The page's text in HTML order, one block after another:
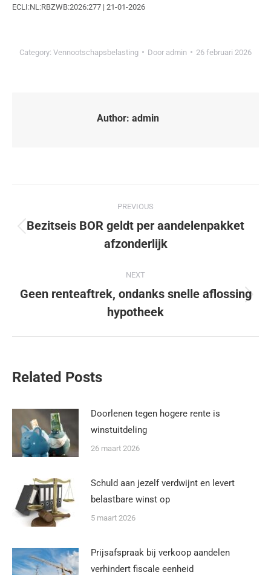
ECLI:NL:RBZWB:2026:277 | 21-01-2026
Category: Vennootschapsbelasting Door admin 26 februari 2026
Author: admin
PREVIOUS
Bezitseis BOR geldt per aandelenpakket
afzonderlijk
NEXT
Geen renteaftrek, ondanks snelle aflossing
hypotheek
Related Posts
Doorlenen tegen hogere rente is
winstuitdeling
26 maart 2026
Schuld aan jezelf verdwijnt en levert
belastbare winst op
5 maart 2026
Prijsafspraak bij verkoop aandelen
verhindert fiscale eenheid